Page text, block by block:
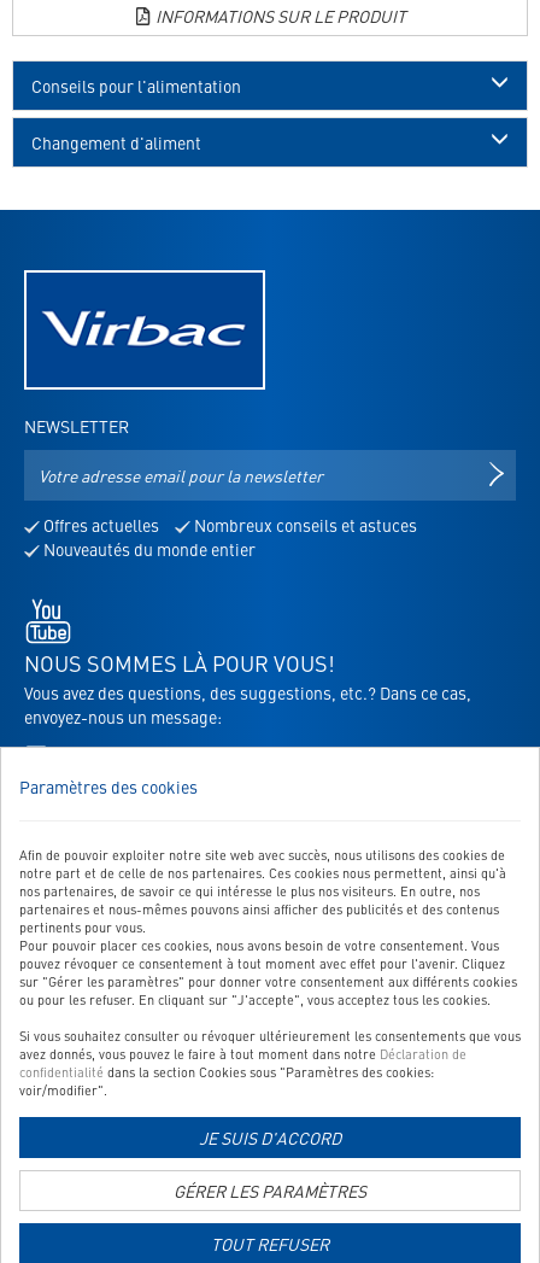
INFORMATIONS SUR LE PRODUIT
Conseils pour l'alimentation
Changement d'aliment
Paramètres des cookies
Afin de pouvoir exploiter notre site web avec succès, nous utilisons des cookies de
notre part et de celle de nos partenaires. Ces cookies nous permettent, ainsi qu'à
nos partenaires, de savoir ce qui intéresse le plus nos visiteurs. En outre, nos
partenaires et nous-mêmes pouvons ainsi afficher des publicités et des contenus
pertinents pour vous.
Pour pouvoir placer ces cookies, nous avons besoin de votre consentement. Vous
pouvez révoquer ce consentement à tout moment avec effet pour l'avenir. Cliquez
sur "Gérer les paramètres" pour donner votre consentement aux différents cookies
ou pour les refuser. En cliquant sur "J'accepte", vous acceptez tous les cookies.
Si vous souhaitez consulter ou révoquer ultérieurement les consentements que vous
avez donnés, vous pouvez le faire à tout moment dans notre Déclaration de
confidentialité dans la section Cookies sous "Paramètres des cookies:
voir/modifier".
JE SUIS D'ACCORD
GÉRER LES PARAMÈTRES
TOUT REFUSER
NEWSLETTER
mail
pour
la
Offres actuelles
Nombreux conseils et astuces
Nouveautés du monde entier
s'ouvre
dans
un
nouvel
onglet
NOUS SOMMES LÀ POUR VOUS!
Vous avez des questions, des suggestions, etc.? Dans ce cas,
envoyez-nous un message:
Vers le formulaire de contact
NOTRE SERVICE
NOS CATÉGORIES TOP
QUALITÉ CONTRÔLÉE
Lien
vers
la
page
sur
modes
Lien
vers
la
page
d'information
Copyright © 2026 Système de vente en ligne deWebsale AG
frais de port en sus